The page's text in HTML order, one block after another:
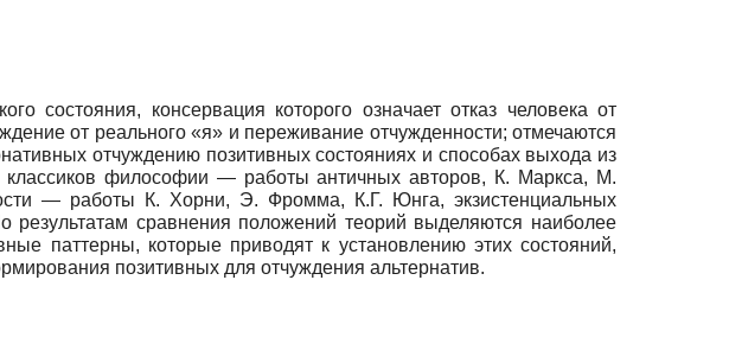
состояния, консервация которого означает отказ человека от
от реального «я» и переживание отчужденности; отмечаются
отчуждению позитивных состояниях и способах выхода из
философии — работы античных авторов, К. Маркса, М.
— работы К. Хорни, Э. Фромма, К.Г. Юнга, экзистенциальных
сравнения положений теорий выделяются наиболее
паттерны, которые приводят к установлению этих состояний,
позитивных для отчуждения альтернатив.